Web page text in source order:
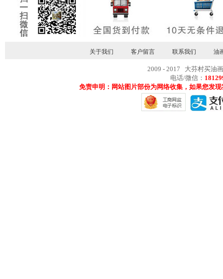
关于我们 客户留言 联系我们 油
2009 - 2017 大芬村买油
电话/微信：
免责申明：网站图片部份为网络收集，如果您发